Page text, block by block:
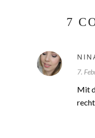
7
7.
Mit